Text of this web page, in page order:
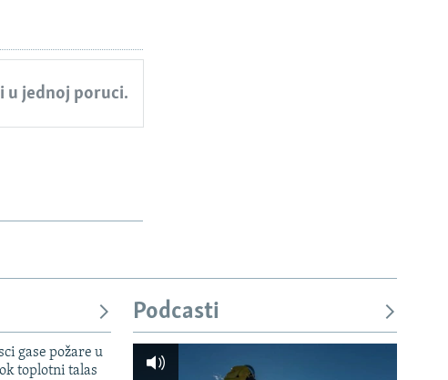
u jednoj poruci.
gase požare u
toplotni talas
Podcasti